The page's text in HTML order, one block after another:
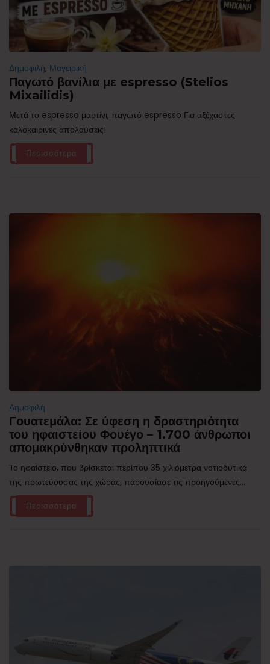
Δημοφιλή, Μαγειρική
Παγωτό βανίλια με espresso (Stelios
Mixailidis)
Μετά το espresso μαρτίνι, παγωτό espresso Για αξέχαστες
καλοκαιρινές απολαύσεις!
Περισσότερα
Δημοφιλή
Γουατεμάλα: Σε ύφεση η δραστηριότητα
του ηφαιστείου Φουέγο – 1.700 άνθρωποι
απομακρύνθηκαν προληπτικά
Το ηφαίστειο, που βρίσκεται περίπου 35 χιλιόμετρα νοτιοδυτικά
της πρωτεύουσας της χώρας, παρουσίασε τις προηγούμενες...
Περισσότερα